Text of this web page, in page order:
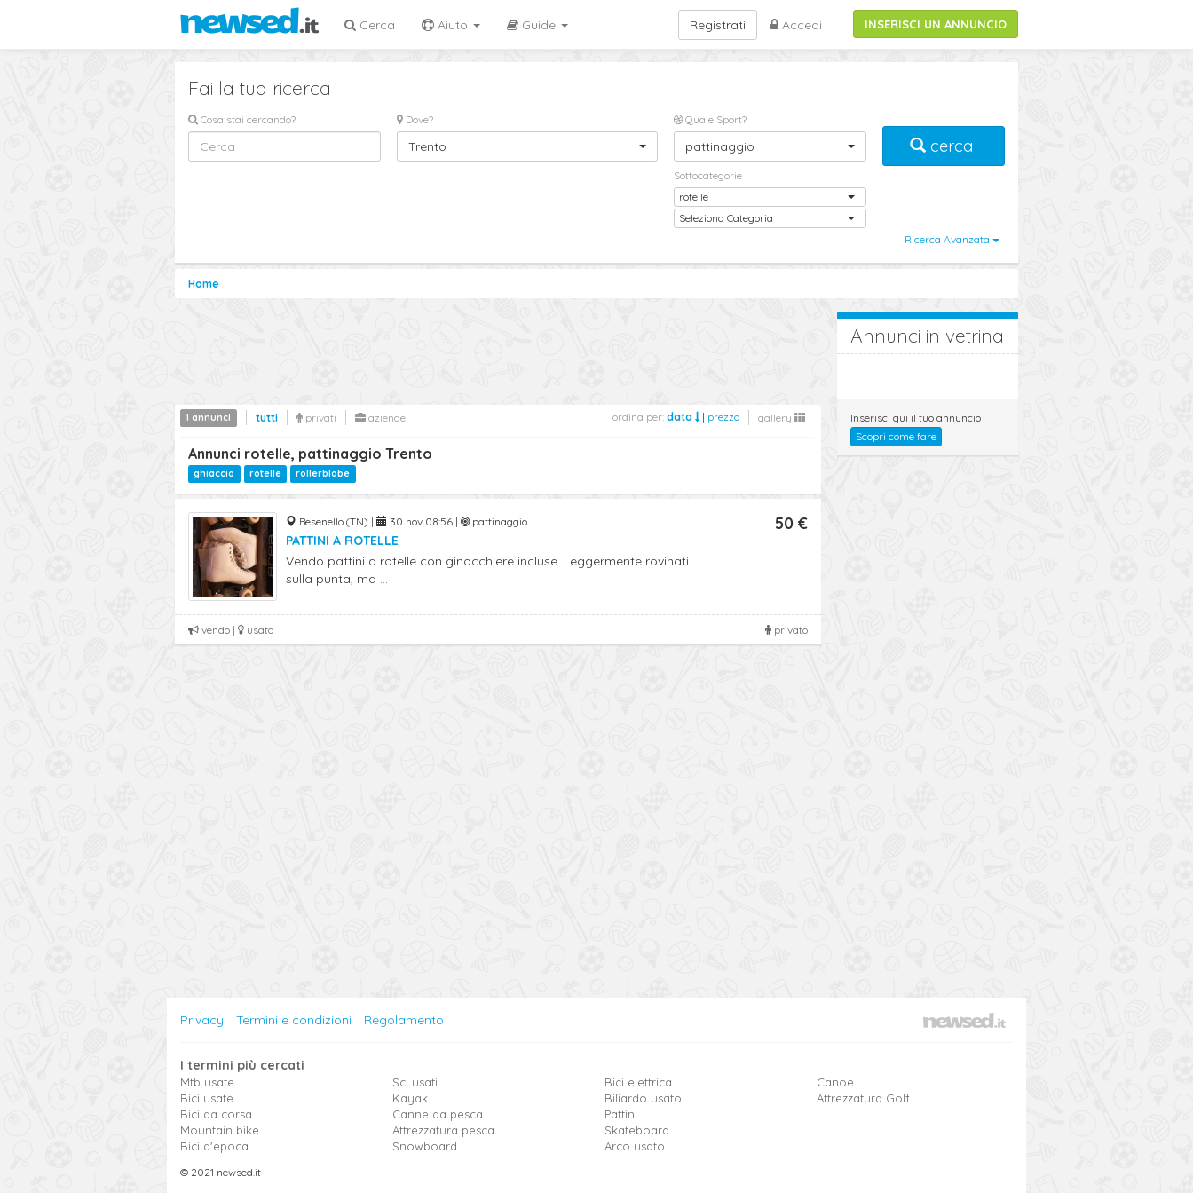
INSERISCI UN ANNUNCIO
Cerca Aiuto Guide Accedi
Registrati
Fai la tua ricerca
Cosa stai cercando? Dove?
Trento
Quale Sport?
pattinaggio
Sottocategorie
rotelle
Sottocategoria
2
Seleziona Categoria
cerca
Ricerca Avanzata
Home
tutti privati aziende
1 annunci ordina per: data | prezzo gallery
Annunci rotelle, pattinaggio Trento
ghiaccio rotelle rollerblabe
Besenello (TN) | 30 nov 08:56 | pattinaggio
PATTINI A ROTELLE
Vendo pattini a rotelle con ginocchiere incluse. Leggermente rovinati
sulla punta, ma ...
50 €
privato
vendo | usato
Annunci in vetrina
Inserisci qui il tuo annuncio
Scopri come fare
Privacy Termini e condizioni Regolamento
I termini più cercati
Mtb usate
Bici usate
Bici da corsa
Mountain bike
Bici d'epoca
Sci usati
Kayak
Canne da pesca
Attrezzatura pesca
Snowboard
Bici elettrica
Biliardo usato
Pattini
Skateboard
Arco usato
Canoe
Attrezzatura Golf
© 2021 newsed.it